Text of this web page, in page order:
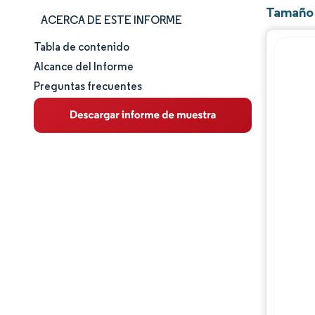
ACERCA DE ESTE INFORME
Tamaño y cuota de mercado
Análisis de mercado
Tendencias e ideas
Tabla de contenido
Alcance del Informe
Preguntas frecuentes